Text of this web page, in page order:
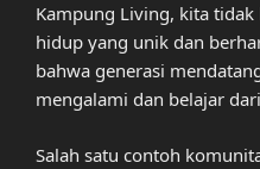
Kampung Living, kita
hidup yang unik dan
bahwa generasi
mengalami dan belajar
Salah satu contoh